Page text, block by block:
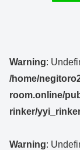
Warning:
/home/
room.online/
rinker/
Warning: